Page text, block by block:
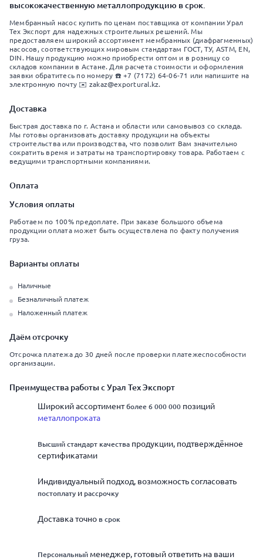
высококачественную металлопродукцию в срок.
Мембранный насос купить по ценам поставщика от компании Урал
Тех Экспорт для надежных строительных решений. Мы
предоставляем широкий ассортимент мембранных (диафрагменных)
насосов, соответствующих мировым стандартам ГОСТ, ТУ, ASTM, EN,
DIN. Нашу продукцию можно приобрести оптом и в розницу со
складов компании в Астане. Для расчета стоимости и оформления
заявки обратитесь по номеру ☎️ +7 (7172) 64-06-71 или напишите на
электронную почту ✉️ zakaz@exportural.kz.
Доставка
Быстрая доставка по г. Астана и области или самовывоз со склада.
Мы готовы организовать доставку продукции на объекты
строительства или производства, что позволит Вам значительно
сократить время и затраты на транспортировку товара. Работаем с
ведущими транспортными компаниями.
Оплата
Условия оплаты
Работаем по 100% предоплате. При заказе большого объема
продукции оплата может быть осуществлена по факту получения
груза.
Варианты оплаты
Наличные
Безналичный платеж
Наложенный платеж
Даём отсрочку
Отсрочка платежа до 30 дней после проверки платежеспособности
организации.
Преимущества работы с Урал Тех Экспорт
Широкий ассортиментболее 6 000 000 позиций
металлопроката
Высший стандарт качества продукции, подтверждённое
сертификатами
Индивидуальный подход, возможность согласовать
постоплату и рассрочку
Доставка точно в срок
Персональный менеджер, готовый ответить на ваши